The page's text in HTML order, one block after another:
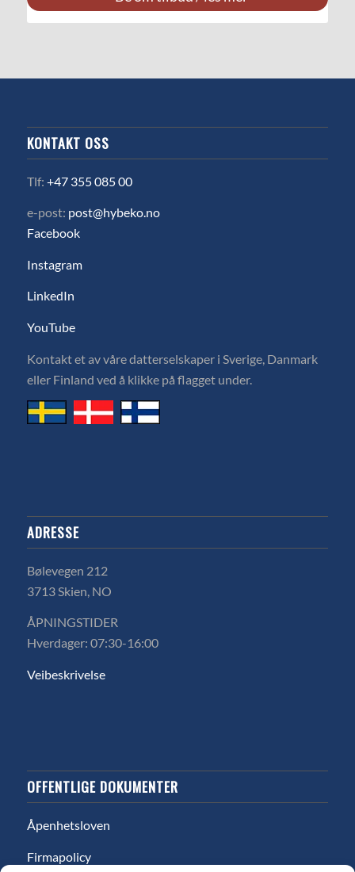
KONTAKT OSS
Tlf: +47 355 085 00
e-post: post@hybeko.no
Facebook
Instagram
LinkedIn
YouTube
Kontakt et av våre datterselskaper i Sverige, Danmark
eller Finland ved å klikke på flagget under.
ADRESSE
Bølevegen 212
3713 Skien, NO
ÅPNINGSTIDER
Hverdager: 07:30-16:00
Veibeskrivelse
OFFENTLIGE DOKUMENTER
Åpenhetsloven
Firmapolicy